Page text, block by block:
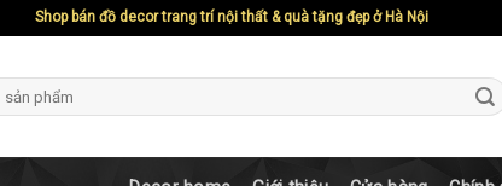
Shop bán đồ decor trang trí nội thất & quà tặng đẹp ở Hà Nội